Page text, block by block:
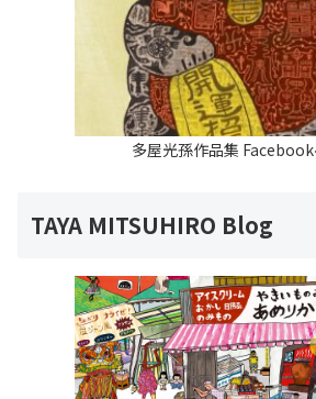
多屋光孫作品集
TAYA MITSUHIRO Blog